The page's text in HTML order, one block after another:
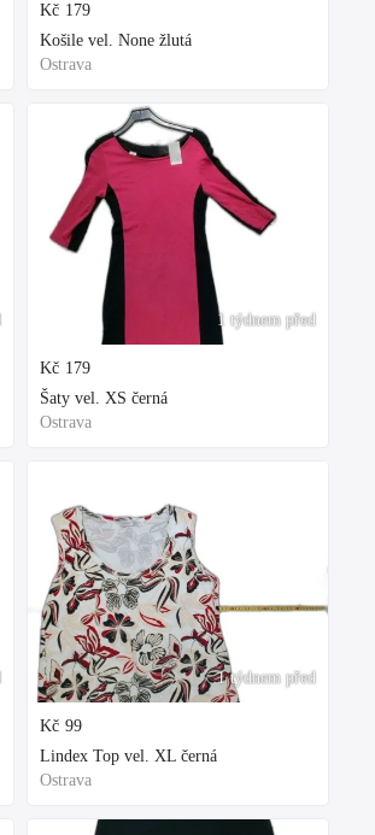
Kč 179
Košile vel. None žlutá
Ostrava
1 týdnem před
Kč 179
Šaty vel. XS černá
Ostrava
1 týdnem před
Kč 99
Lindex Top vel. XL černá
Ostrava